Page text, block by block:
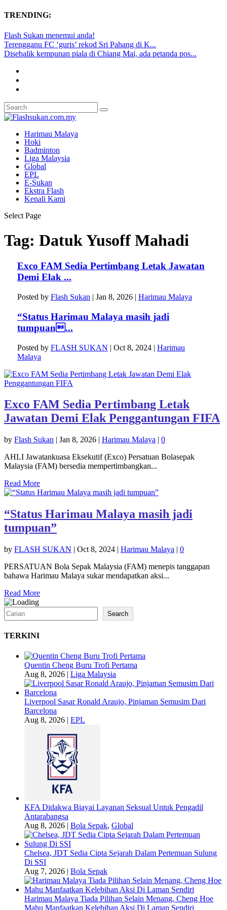
TRENDING:
Flash Sukan menemui anda!
Terengganu FC ‘guris’ rekod Sri Pahang di K...
Disebalik kempunan piala di Chiang Mai, ada petanda pos...
Harimau Malaya
Hoki
Badminton
Liga Malaysia
Global
EPL
E-Sukan
Ekstra Flash
Kenali Kami
Select Page
Tag: Datuk Yusoff Mahadi
Exco FAM Sedia Pertimbang Letak Jawatan
Demi Elak ...
Posted by Flash Sukan | Jan 8, 2026| Harimau Malaya
“Status Harimau Malaya masih jadi
tumpuan...
Posted by FLASH SUKAN | Oct 8, 2024| Harimau
Malaya
Exco FAM Sedia Pertimbang Letak
Jawatan Demi Elak Penggantungan FIFA
by Flash Sukan | Jan 8, 2026 | Harimau Malaya | 0
AHLI Jawatankuasa Eksekutif (Exco) Persatuan Bolasepak
Malaysia (FAM) bersedia mempertimbangkan...
Read More
“Status Harimau Malaya masih jadi
tumpuan”
by FLASH SUKAN | Oct 8, 2024 | Harimau Malaya | 0
PERSATUAN Bola Sepak Malaysia (FAM) menepis tanggapan
bahawa Harimau Malaya sukar mendapatkan aksi...
Read More
Search Search
TERKINI
Quentin Cheng Buru Trofi Pertama
Aug 8, 2026 | Liga Malaysia
Liverpool Sasar Ronald Araujo, Pinjaman Semusim Dari
Barcelona
Aug 8, 2026 | EPL
KFA Didakwa Biayai Layanan Seksual Untuk Pengadil
Antarabangsa
Aug 8, 2026 | Bola Sepak, Global
Chelsea, JDT Sedia Cipta Sejarah Dalam Pertemuan Sulung
Di SSI
Aug 7, 2026 | Bola Sepak
Harimau Malaya Tiada Pilihan Selain Menang, Cheng Hoe
Mahu Manfaatkan Kelebihan Aksi Di Laman Sendiri